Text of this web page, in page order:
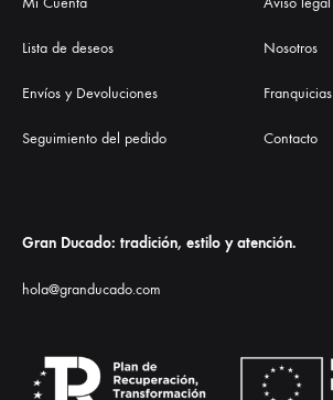
Lista de deseos
Envíos y Devoluciones
Seguimiento del pedido
Nosotros
Franquicias
Contacto
Gran Ducado: tradición, estilo y atención.
hola@granducado.com